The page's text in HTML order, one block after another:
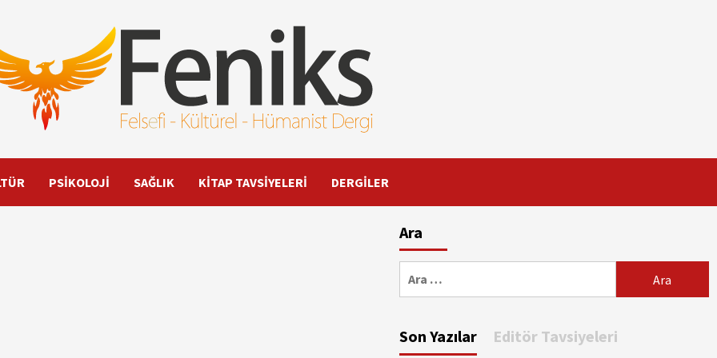
PSİKOLOJİ SAĞLIK KİTAP TAVSİYELERİ DERGİLER
Ara
Son Yazılar Editör Tavsiyeleri